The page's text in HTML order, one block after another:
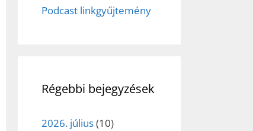
Podcast linkgyűjtemény
Régebbi bejegyzések
2026. július(10)